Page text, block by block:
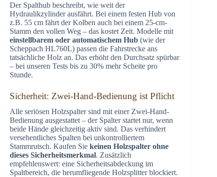
Der Spalthub beschreibt, wie weit der
Hydraulikzylinder ausfährt. Bei einem festen Hub von
z.B. 55 cm fährt der Kolben auch bei einem 25-cm-
Stamm den vollen Weg – das kostet Zeit. Modelle mit
einstellbarem oder automatischem Hub (wie der
Scheppach HL760L) passen die Fahrstrecke ans
tatsächliche Holz an. Das erhöht den Durchsatz spürbar
– bei unseren Tests bis zu 30% mehr Scheite pro
Stunde.
Sicherheit: Zwei-Hand-Bedienung ist Pflicht
Alle seriösen Holzspalter sind mit einer Zwei-Hand-
Bedienung ausgestattet – der Spalter startet nur, wenn
beide Hände gleichzeitig aktiv sind. Das verhindert
versehentliches Spalten bei unkontrolliertem
Stammrutsch. Kaufen Sie keinen Holzspalter ohne
dieses Sicherheitsmerkmal. Zusätzlich
empfehlenswert: eine Sicherheitsabdeckung im
Spaltbereich, die herumfliegende Holzsplitter blockiert.